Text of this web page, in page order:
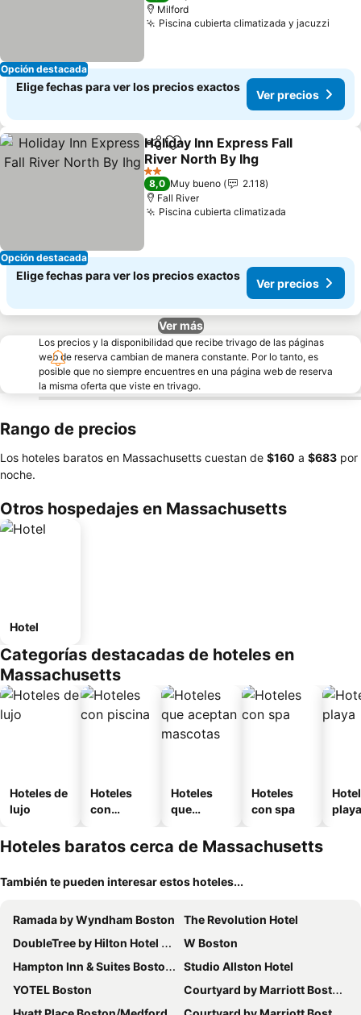
Opción destacada
Milford
Piscina cubierta climatizada y jacuzzi
Elige fechas para ver los precios exactos
Ver precios
Opción destacada
CompartirAgregar a favoritos
Holiday Inn Express Fall
River North By Ihg
2 Estrellas
8,0 Muy bueno
2.118
Fall River
Piscina cubierta climatizada
Elige fechas para ver los precios exactos
Ver precios
Ver más
Los precios y la disponibilidad que recibe trivago de las páginas
web de reserva cambian de manera constante. Por lo tanto, es
posible que no siempre encuentres en una página web de reserva
la misma oferta que viste en trivago.
Rango de precios
Los hoteles baratos en Massachusetts cuestan de ‎$160 a ‎$683 por
noche.
Otros hospedajes en Massachusetts
Hotel
Categorías destacadas de hoteles en
Massachusetts
Hoteles de
lujo
Hoteles
con
Hoteles
que
mascotas
Hoteles
con spa
playa
Hoteles baratos cerca de Massachusetts
También te pueden interesar estos hoteles...
Ramada by Wyndham Boston
The Revolution Hotel
DoubleTree by Hilton Hotel Boston Bayside
W Boston
Hampton Inn & Suites Boston Crosstown Center
Studio Allston Hotel
YOTEL Boston
Courtyard by Marriott Boston Cambridge